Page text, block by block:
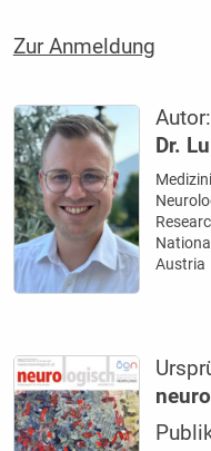
Zur Anmeldung
Autor:
Dr.
Austria